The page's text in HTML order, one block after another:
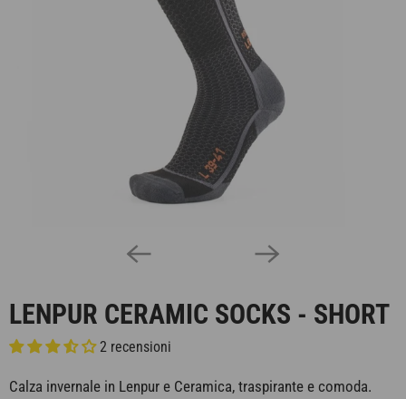
LENPUR CERAMIC SOCKS - SHORT
2 recensioni
Calza invernale in Lenpur e Ceramica, traspirante e comoda.